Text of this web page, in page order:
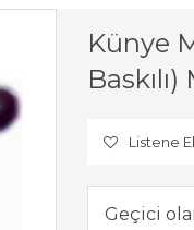
Künye
Listene
Geçici